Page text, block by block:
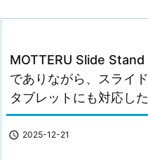
MOTTERU Slide
でありながら、スライ
タブレットにも対応し
 2025-12-21